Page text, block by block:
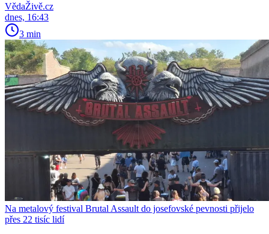
VědaŽivě.cz
dnes, 16:43
3 min
Na metalový festival Brutal Assault do josefovské pevnosti přijelo
přes 22 tisíc lidí